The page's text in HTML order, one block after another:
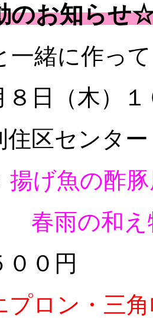
のお知らせ
一緒に作っ
８日（木）
住区センタ
揚げ魚の酢
和え
０円
プロン・三